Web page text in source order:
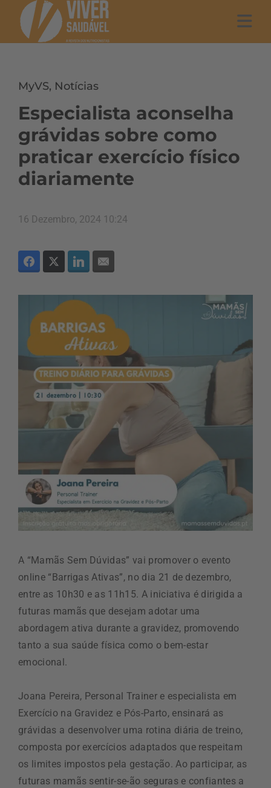
MyVS, Notícias
Especialista aconselha
grávidas sobre como
praticar exercício físico
diariamente
16 Dezembro, 2024 10:24
A “Mamãs Sem Dúvidas” vai promover o evento
online “Barrigas Ativas”, no dia 21 de dezembro,
entre as 10h30 e as 11h15. A iniciativa é dirigida a
futuras mamãs que desejam adotar uma
abordagem ativa durante a gravidez, promovendo
tanto a sua saúde física como o bem-estar
emocional.
Joana Pereira, Personal Trainer e especialista em
Exercício na Gravidez e Pós-Parto, ensinará as
grávidas a desenvolver uma rotina diária de treino,
composta por exercícios adaptados que respeitam
os limites impostos pela gestação. Ao participar, as
futuras mamãs sentir-se-ão seguras e confiantes a